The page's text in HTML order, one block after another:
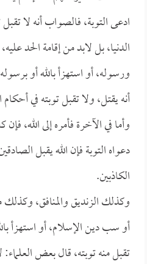
ادعى التوبة، فالصواب أنه لا
الدنيا، بل لابد من إقامة الحد
ورسوله، أو استهزأ بالله أو
أنه يقتل، ولا تقبل توبته في أحكام
وأما في الآخرة فأمره إلى الله،
دعواه التوبة فإن الله يقبل
الكاذبين.
وكذلك الزنديق والمنافق،
أو سب دين الإسلام، أو استهزأ
تقبل منه توبته، قال بعض